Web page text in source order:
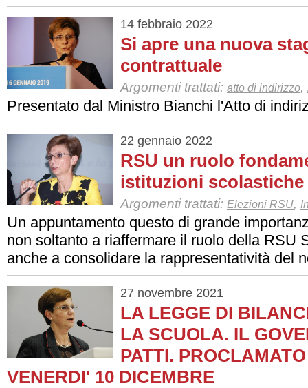
14 febbraio 2022
Si apre una nuova
contrattuale
Argomenti trattati: atto di indirizzo,
Presentato dal Ministro Bianchi l'Atto di
22 gennaio 2022
RSU un ruolo
istituzioni scolastiche
Argomenti trattati: Elezioni RSU,
Un appuntamento questo di grande
non soltanto a riaffermare il ruolo della RSU
anche a consolidare la rappresentatività del
27 novembre 2021
LA LEGGE DI
LA SCUOLA. IL
PATTI.
VENERDI' 10 DICEMBRE